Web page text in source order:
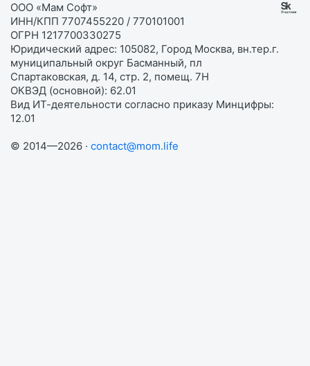
ООО «Мам Софт»
ИНН/КПП 7707455220 / 770101001
ОГРН 1217700330275
Юридический адрес: 105082, Город Москва, вн.тер.г.
муниципальный округ Басманный, пл
Спартаковская, д. 14, стр. 2, помещ. 7Н
ОКВЭД (основной): 62.01
Вид ИТ-деятельности согласно приказу Минцифры:
12.01
© 2014—2026 · contact@mom.life